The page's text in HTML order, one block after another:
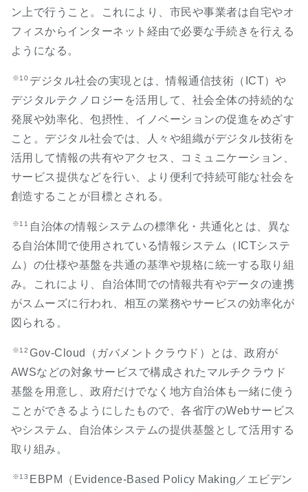
ン上で行うこと。これにより、市民や事業者は自宅やオ
フィスからインターネット経由で必要な手続きを行える
ようになる。
※10 デジタル社会の実現とは、情報通信技術（ICT）や
デジタルテクノロジーを活用して、社会全体の持続的な
発展や効率化、包摂性、イノベーションの促進をめざす
こと。デジタル社会では、人々や組織がデジタル技術を
活用して情報の共有やアクセス、コミュニケーション、
サービス提供などを行い、より便利で持続可能な社会を
創造することが目標とされる。
※11 自治体の情報システムの標準化・共通化とは、異な
る自治体間で使用されている情報システム（ICTシステ
ム）の仕様や基盤を共通の基準や規格に統一する取り組
み。これにより、自治体間での情報共有やデータの連携
がスムーズに行われ、相互の業務やサービスの効率化が
図られる。
※12 Gov-Cloud（ガバメントクラウド）とは、政府が
AWSなどの対象サービスで構成されたマルチクラウド
基盤を用意し、政府だけでなく地方自治体も一緒に使う
ことができるようにしたもので、各省庁のWebサービス
やシステム、自治体システムの提供基盤として活用する
取り組み。
※13 EBPM（Evidence-Based Policy Making／エビデン